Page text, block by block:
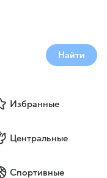
Найти
Избранные
Центральные
Спортивные